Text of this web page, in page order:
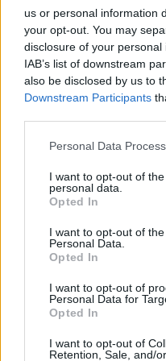
us or personal information
your opt-out. You may
disclosure of your
IAB’s list of downstream
also be disclosed by us to
Downstream Participants
Personal Data
I want to opt-out of
personal data.
Opted In
I want to opt-out of
Personal Data.
Opted In
I want to opt-out of
Personal Data for
Opted In
I want to opt-out of
Retention, Sale, and/
ΟΛΕΣ
ΔΗΜΟΦΙΛΗ
Η Vendora
Ευρωπαϊκή 'Ενωσης
05/08/2026 - 10:52
Evergood: Άγγιξε τα
εκατ. ευρώ το τίμημα
05/08/2026 - 12:50